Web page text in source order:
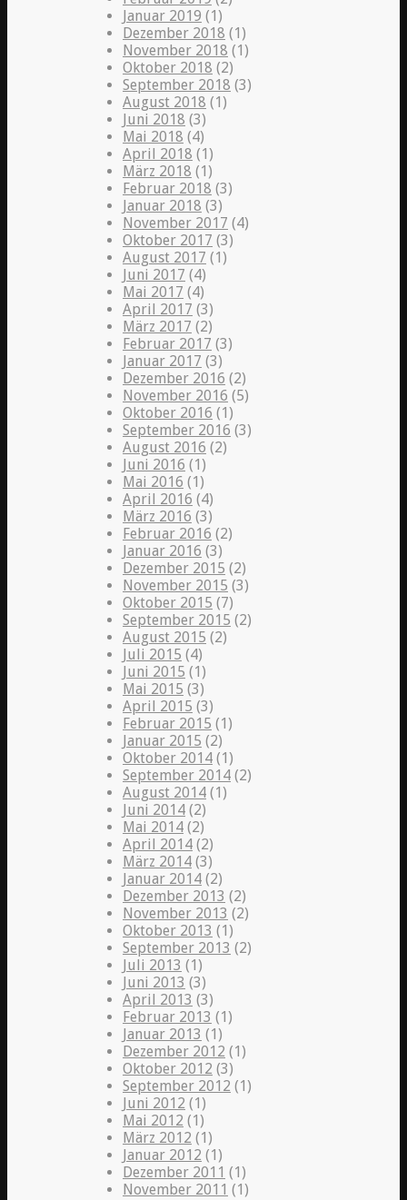
Januar 2019 (1)
Dezember 2018 (1)
November 2018 (1)
Oktober 2018 (2)
September 2018 (3)
August 2018 (1)
Juni 2018 (3)
Mai 2018 (4)
April 2018 (1)
März 2018 (1)
Februar 2018 (3)
Januar 2018 (3)
November 2017 (4)
Oktober 2017 (3)
August 2017 (1)
Juni 2017 (4)
Mai 2017 (4)
April 2017 (3)
März 2017 (2)
Februar 2017 (3)
Januar 2017 (3)
Dezember 2016 (2)
November 2016 (5)
Oktober 2016 (1)
September 2016 (3)
August 2016 (2)
Juni 2016 (1)
Mai 2016 (1)
April 2016 (4)
März 2016 (3)
Februar 2016 (2)
Januar 2016 (3)
Dezember 2015 (2)
November 2015 (3)
Oktober 2015 (7)
September 2015 (2)
August 2015 (2)
Juli 2015 (4)
Juni 2015 (1)
Mai 2015 (3)
April 2015 (3)
Februar 2015 (1)
Januar 2015 (2)
Oktober 2014 (1)
September 2014 (2)
August 2014 (1)
Juni 2014 (2)
Mai 2014 (2)
April 2014 (2)
März 2014 (3)
Januar 2014 (2)
Dezember 2013 (2)
November 2013 (2)
Oktober 2013 (1)
September 2013 (2)
Juli 2013 (1)
Juni 2013 (3)
April 2013 (3)
Februar 2013 (1)
Januar 2013 (1)
Dezember 2012 (1)
Oktober 2012 (3)
September 2012 (1)
Juni 2012 (1)
Mai 2012 (1)
März 2012 (1)
Januar 2012 (1)
Dezember 2011 (1)
November 2011 (1)